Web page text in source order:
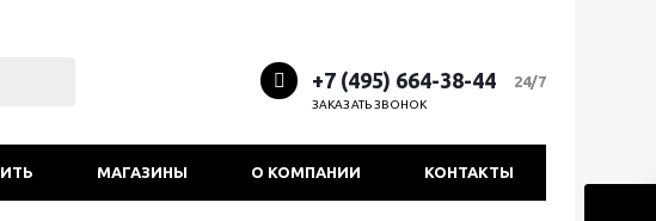
+7 (495) 664-38-44 24/7
ЗАКАЗАТЬ ЗВОНОК
МАГАЗИНЫ О КОМПАНИИ КОНТАКТЫ